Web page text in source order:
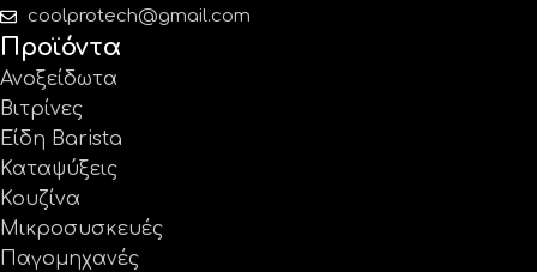
coolprotech@gmail.com
Προϊόντα
Ανοξείδωτα
Βιτρίνες
Είδη Barista
Καταψύξεις
Κουζίνα
Μικροσυσκευές
Παγομηχανές